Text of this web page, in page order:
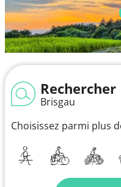
Rechercher
Brisgau
Choisissez parmi plus